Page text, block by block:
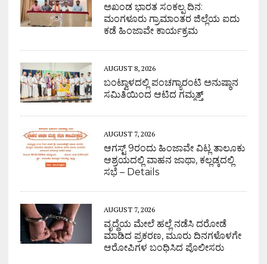
ಅಖಂಡ ಭಾರತ ಸಂಕಲ್ಪ ದಿನ:
ಮಂಗಳೂರು ಗ್ರಾಮಾಂತರ ಜಿಲ್ಲೆಯ ಐದು
ಕಡೆ ಹಿಂಜಾವೇ ಕಾರ್ಯಕ್ರಮ
AUGUST 8, 2026
ಬಂಟ್ವಾಳದಲ್ಲಿ ಪಂಚಗ್ಯಾರಂಟಿ ಅನುಷ್ಠಾನ
ಸಮಿತಿಯಿಂದ ಆಟಿದ ಗಮ್ಮತ್ತ್
AUGUST 7, 2026
ಆಗಸ್ಟ್ 9ರಂದು ಹಿಂಜಾವೇ ವಿಟ್ಲ ತಾಲೂಕು
ಆಶ್ರಯದಲ್ಲಿ ವಾಹನ ಜಾಥಾ, ಕಲ್ಲಡ್ಕದಲ್ಲಿ
ಸಭೆ – Details
AUGUST 7, 2026
ವೃದ್ಧೆಯ ಮೇಲೆ ಹಲ್ಲೆ ನಡೆಸಿ ದರೋಡೆ
ಮಾಡಿದ ಪ್ರಕರಣ, ಮೂರು ದಿನಗಳೊಳಗೇ
ಆರೋಪಿಗಳ ಬಂಧಿಸಿದ ಪೊಲೀಸರು